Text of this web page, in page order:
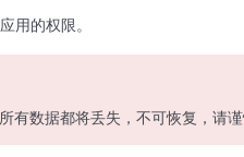
用的权限。
有数据都将丢失，不可恢复，请谨